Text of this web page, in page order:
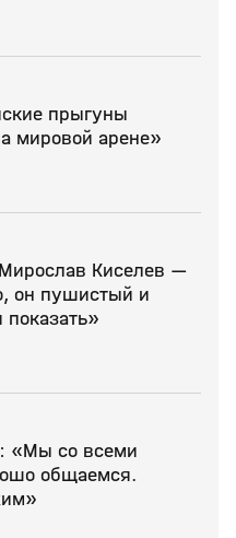
прыгуны
мировой арене»
Киселев —
он пушистый и
показать»
«Мы со всеми
общаемся.